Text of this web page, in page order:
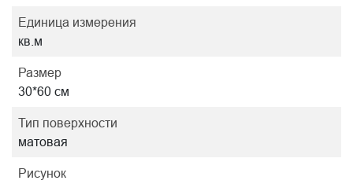
Единица измерения
кв.м
Размер
30*60 см
Тип поверхности
матовая
Рисунок